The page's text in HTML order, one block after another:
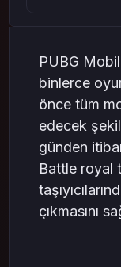
PUBG
binlerce
önce tüm
edecek
günden
Battle royal
çıkmasını